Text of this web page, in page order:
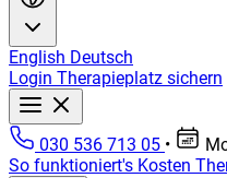
English Deutsch
Login Therapieplatz sichern
030 536 713 05 •
So funktioniert's Kosten